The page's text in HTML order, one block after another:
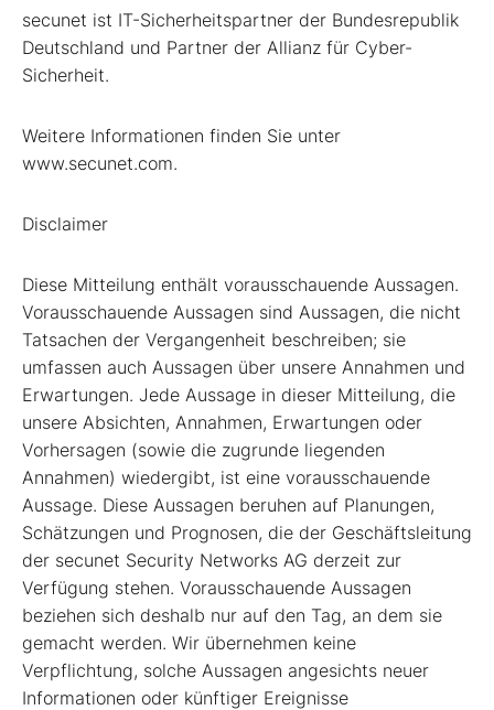
secunet ist IT-Sicherheitspartner der Bundesrepublik
Deutschland und Partner der Allianz für Cyber-
Sicherheit.
Weitere Informationen finden Sie unter
www.secunet.com.
Disclaimer
Diese Mitteilung enthält vorausschauende Aussagen.
Vorausschauende Aussagen sind Aussagen, die nicht
Tatsachen der Vergangenheit beschreiben; sie
umfassen auch Aussagen über unsere Annahmen und
Erwartungen. Jede Aussage in dieser Mitteilung, die
unsere Absichten, Annahmen, Erwartungen oder
Vorhersagen (sowie die zugrunde liegenden
Annahmen) wiedergibt, ist eine vorausschauende
Aussage. Diese Aussagen beruhen auf Planungen,
Schätzungen und Prognosen, die der Geschäftsleitung
der secunet Security Networks AG derzeit zur
Verfügung stehen. Vorausschauende Aussagen
beziehen sich deshalb nur auf den Tag, an dem sie
gemacht werden. Wir übernehmen keine
Verpflichtung, solche Aussagen angesichts neuer
Informationen oder künftiger Ereignisse